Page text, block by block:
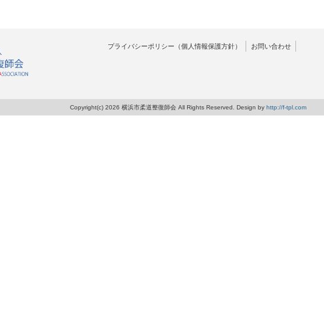
プライバシーポリシー（個人情報保護方針） お問い合わせ
Copyright(c) 2026 横浜市柔道整復師会 All Rights Reserved. Design by http://f-tpl.com